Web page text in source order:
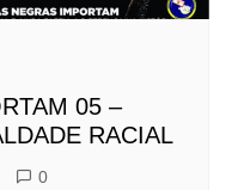
05 –
RACIAL
0